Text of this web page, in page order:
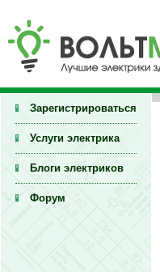
Зарегистрироваться
Услуги электрика
Блоги электриков
Форум